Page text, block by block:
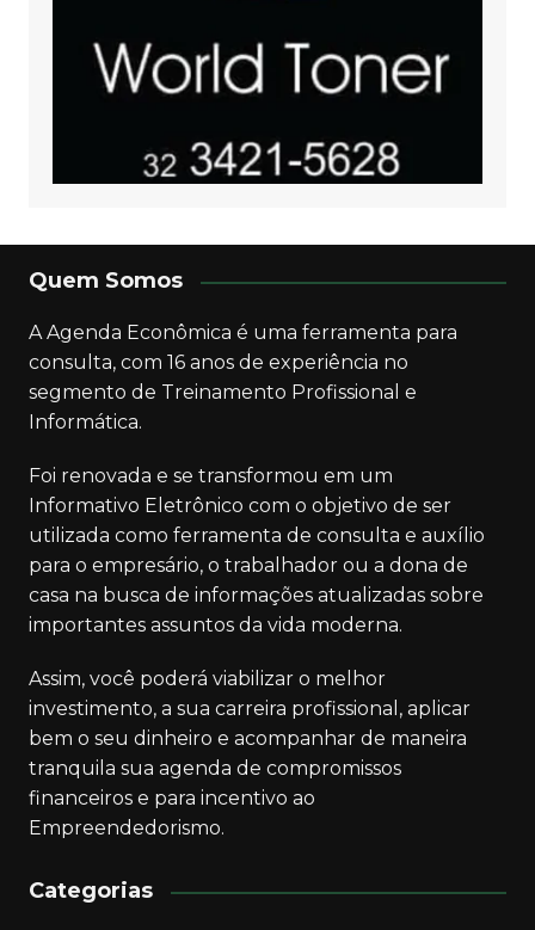
Quem Somos
A Agenda Econômica é uma ferramenta para
consulta, com 16 anos de experiência no
segmento de Treinamento Profissional e
Informática.
Foi renovada e se transformou em um
Informativo Eletrônico com o objetivo de ser
utilizada como ferramenta de consulta e auxílio
para o empresário, o trabalhador ou a dona de
casa na busca de informações atualizadas sobre
importantes assuntos da vida moderna.
Assim, você poderá viabilizar o melhor
investimento, a sua carreira profissional, aplicar
bem o seu dinheiro e acompanhar de maneira
tranquila sua agenda de compromissos
financeiros e para incentivo ao
Empreendedorismo.
Categorias